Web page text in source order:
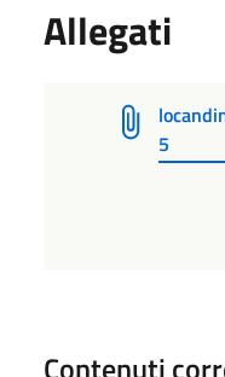
Allegati
5
Contenuti